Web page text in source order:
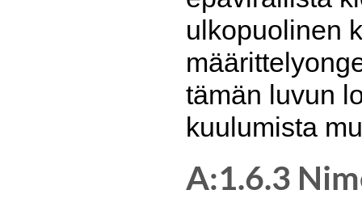
ulkopuolinen
tämän luvun
kuulumista
A:1.6.3